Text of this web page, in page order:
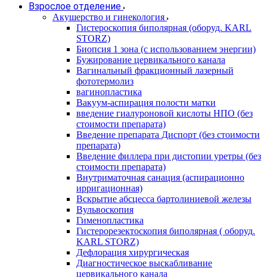
Взрослое отделение
Акушерство и гинекология
Гистероскопия биполярная (оборуд. KARL
STORZ)
Биопсия 1 зона (с использованием энергии)
Бужирование цервикального канала
Вагинальный фракционный лазерный
фототермолиз
вагинопластика
Вакуум-аспирация полости матки
введение гиалуроновой кислоты НПО (без
стоимости препарата)
Введение препарата Диспорт (без стоимости
препарата)
Введение филлера при дистопии уретры (без
стоимости препарата)
Внутриматочная санация (аспирационно
ирригационная)
Вскрытие абсцесса бартолиниевой железы
Вульвоскопия
Гименопластика
Гистерорезектоскопия биполярная ( оборуд.
KARL STORZ)
Дефлорация хирургическая
Диагностическое выскабливание
цервикального канала